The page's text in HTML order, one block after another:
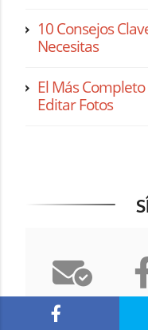
10 Consejos
Necesitas
El Más
Editar Fotos